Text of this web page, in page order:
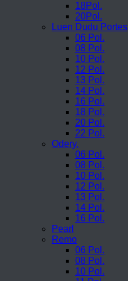
18Pol.
20Pol.
Luen Dudu Portes
06 Pol.
08 Pol.
10 Pol.
12 Pol.
13 Pol.
14 Pol.
16 Pol.
18 Pol.
20 Pol.
22 Pol.
Odery.
06 Pol.
08 Pol.
10 Pol.
12 Pol.
13 Pol.
14 Pol.
16 Pol.
Pearl
Remo
06 Pol.
08 Pol.
10 Pol.